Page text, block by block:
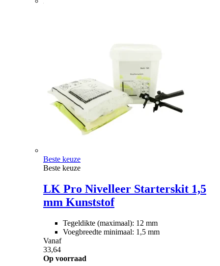
Beste keuze
Beste keuze
LK Pro Nivelleer Starterskit 1,5
mm Kunststof
Tegeldikte (maximaal): 12 mm
Voegbreedte minimaal: 1,5 mm
Vanaf
33,64
Op voorraad